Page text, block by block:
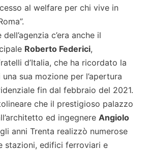
al welfare per chi vive in
c’era anche il
Roberto Federici,
d’Italia, che ha ricordato la
sua mozione per l’apertura
fin dal febbraio del 2021.
che il prestigioso palazzo
ed ingegnere Angiolo
anni Trenta realizzò numerose
stazioni, edifici ferroviari e